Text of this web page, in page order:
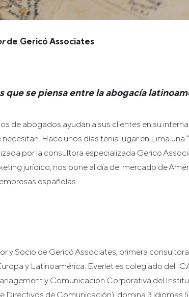
de Gericó Associates
que se piensa entre la abogacía
de abogados ayudan a sus clientes en su
Hace unos días tenia lugar en Lima una
por la consultora especializada Gerico
jurídico, nos pone al día del mercado de
españolas
y Socio de Gericó Associates, primera
y Latinoamérica. Everlet es colegiado del
y Comunicación Corporativa del
Directivos de Comunicación), domina 3 idiomas